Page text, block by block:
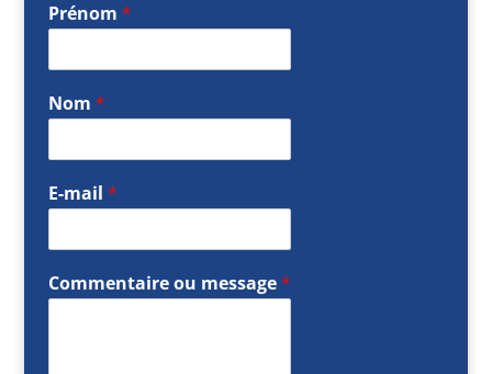
Prénom *
Nom *
E-mail *
Commentaire ou message*